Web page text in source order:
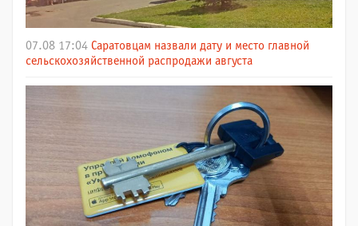
07.08 17:04 Саратовцам назвали дату и место главной
сельскохозяйственной распродажи августа